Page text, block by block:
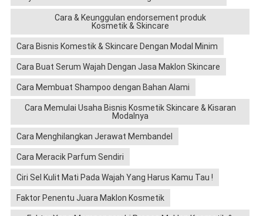
Cara & Keunggulan endorsement produk
Kosmetik & Skincare
Cara Bisnis Komestik & Skincare Dengan Modal Minim
Cara Buat Serum Wajah Dengan Jasa Maklon Skincare
Cara Membuat Shampoo dengan Bahan Alami
Cara Memulai Usaha Bisnis Kosmetik Skincare & Kisaran
Modalnya
Cara Menghilangkan Jerawat Membandel
Cara Meracik Parfum Sendiri
Ciri Sel Kulit Mati Pada Wajah Yang Harus Kamu Tau !
Faktor Penentu Juara Maklon Kosmetik